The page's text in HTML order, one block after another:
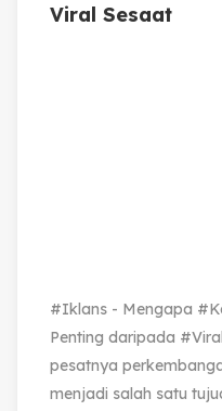
Viral Sesaat
#Iklans - Mengapa
Penting daripada
pesatnya
menjadi salah satu